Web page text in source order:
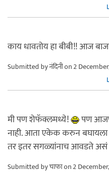
काय धावतोय हा बीबी!! आज
Submitted byनंदिनीon 2
मी पण शेफॅक्लमध्ये!
पण
नाही. आता एकेक करुन
तर इतर सगळ्यांनाच आवडते
Submitted byचाफाon 2